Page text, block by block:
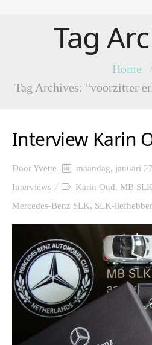
Tag
Home
/
Tag Archives: "voorzitter
Interview Karin
DoorYvette maandag, januari
Interviews
Karin Oud, MB
Mercedes-Benz SLK, SLK-